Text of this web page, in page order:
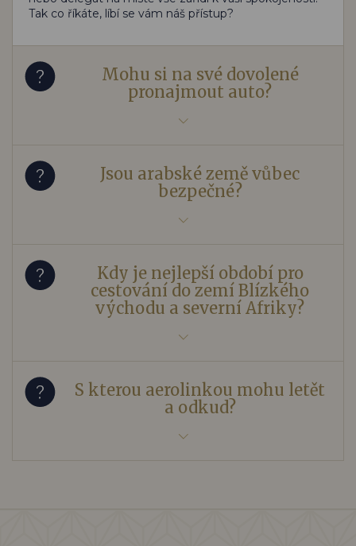
Tak co říkáte, líbí se vám náš přístup?
Mohu si na své dovolené
pronajmout auto?
Jsou arabské země vůbec
bezpečné?
Kdy je nejlepší období pro
cestování do zemí Blízkého
východu a severní Afriky?
S kterou aerolinkou mohu letět
a odkud?